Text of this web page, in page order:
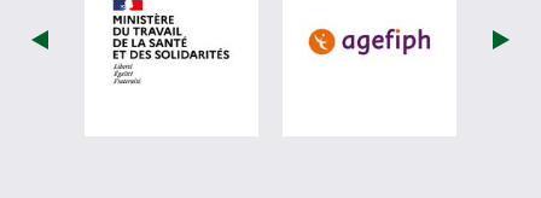
visiter les site de Ministère du travail
visiter les